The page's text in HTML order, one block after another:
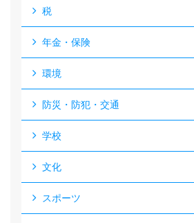
税
年金・保険
環境
防災・防犯・交通
学校
文化
スポーツ